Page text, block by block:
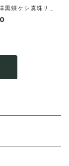
黒蝶ケシ真珠リ
）